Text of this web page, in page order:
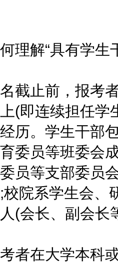
解“具有学生
止前，报考者
(即连续担任学
历。学生干部
委员等班委会
员等支部委员
院系学生会、
(会长、副会长
在大学本科或